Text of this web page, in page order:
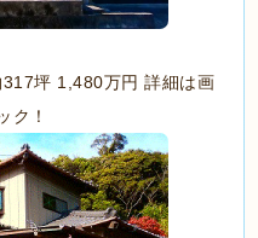
坪 1,480万円 詳細は画
ク！